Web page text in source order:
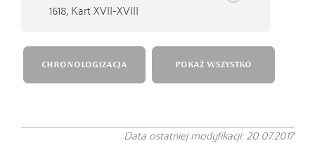
1618, Kart XVII-XVIII
CHRONOLOGIZACJA POKAŻ WSZYSTKO
Data ostatniej modyfikacji: 20.07.2017